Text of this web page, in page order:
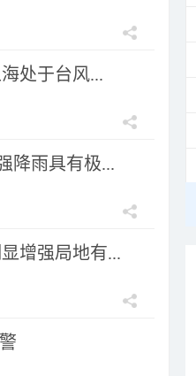
处于台风...
降雨具有极...
增强局地有...